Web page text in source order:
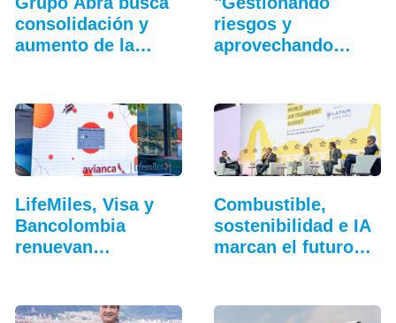
consolidación y
aumento de la
riesgos y
aprovechando
LifeMiles, Visa y
Bancolombia
renuevan
Combustible,
sostenibilidad e IA
marcan el futuro